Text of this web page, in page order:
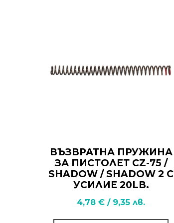
ВЪЗВРАТНА ПРУЖИНА
ЗА ПИСТОЛЕТ CZ-75 /
SHADOW / SHADOW 2 С
УСИЛИЕ 20LB.
4,78€ / 9,35лв.